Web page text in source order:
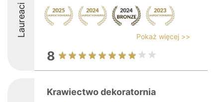
Laureaci Pokaż więcej >>
8
Krawiectwo dekoratornia